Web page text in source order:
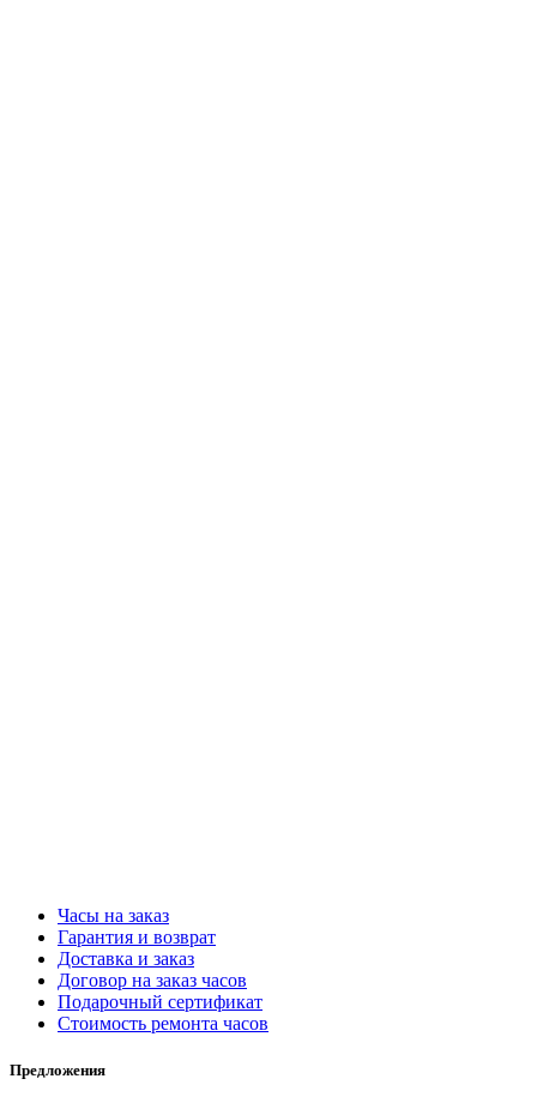
Часы на заказ
Гарантия и возврат
Доставка и заказ
Договор на заказ часов
Подарочный сертификат
Стоимость ремонта часов
Предложения